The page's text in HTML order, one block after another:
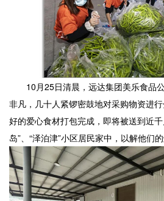
10月25日清晨，远达集团美乐食品
非凡，几十人紧锣密鼓地对采购物资进
好的爱心食材打包完成，即将被送到近
岛”、“泽泊津”小区居民家中，以解他们的